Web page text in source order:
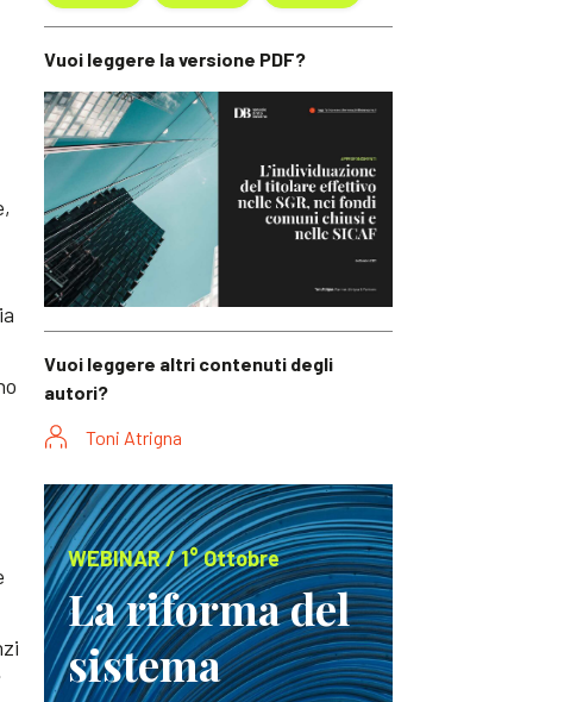
Vuoi leggere la versione PDF?
Vuoi leggere altri contenuti degli
autori?
Toni Atrigna
WEBINAR / 1° Ottobre
La riforma del
sistema